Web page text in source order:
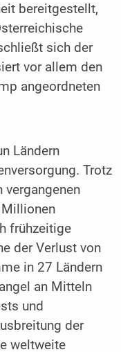
bereitgestellt,
sich der
vor allem den
angeordneten
Ländern
Trotz
Millionen
frühzeitige
der Verlust von
in 27 Ländern
an Mitteln
und
der
weltweite